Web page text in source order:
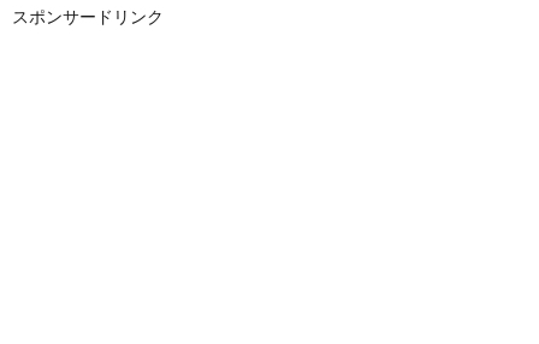
スポンサードリンク